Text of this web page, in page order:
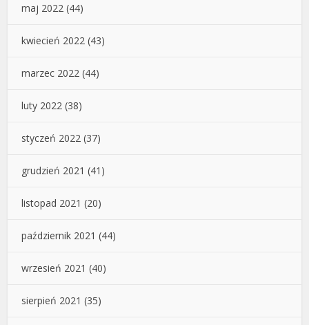
maj 2022 (44)
kwiecień 2022 (43)
marzec 2022 (44)
luty 2022 (38)
styczeń 2022 (37)
grudzień 2021 (41)
listopad 2021 (20)
październik 2021 (44)
wrzesień 2021 (40)
sierpień 2021 (35)